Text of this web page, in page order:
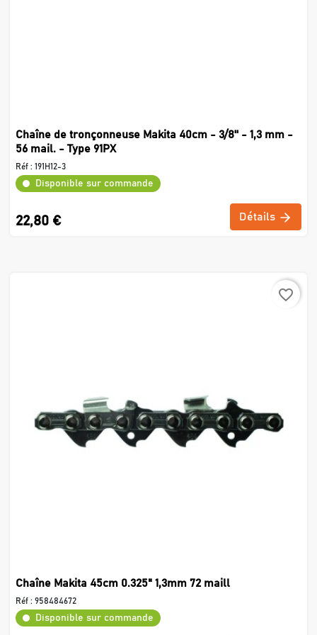
Chaîne de tronçonneuse Makita 40cm - 3/8'' - 1,3 mm -
56 mail. - Type 91PX
Réf : 191H12-3
Disponible sur commande
22,80 € Détails
favorite_border
Chaîne Makita 45cm 0.325" 1,3mm 72 maill
Réf : 958484672
Disponible sur commande